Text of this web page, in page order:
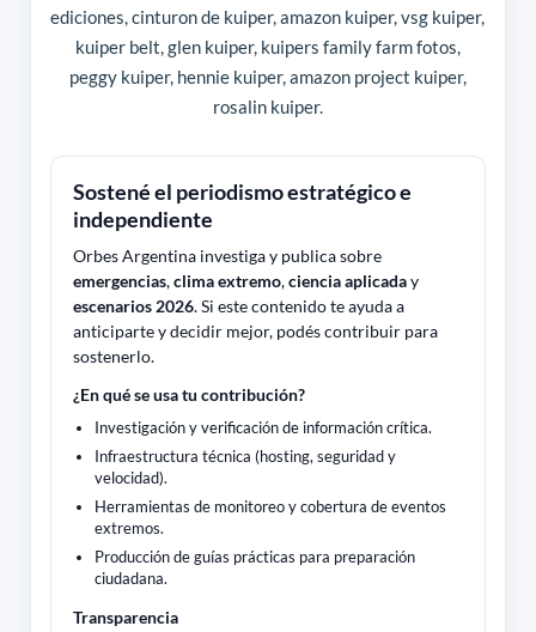
ediciones, cinturon de kuiper, amazon kuiper, vsg kuiper,
kuiper belt, glen kuiper, kuipers family farm fotos,
peggy kuiper, hennie kuiper, amazon project kuiper,
rosalin kuiper.
Sostené el periodismo estratégico e
independiente
Orbes Argentina investiga y publica sobre
emergencias,clima extremo,ciencia aplicaday
escenarios 2026. Si este contenido te ayuda a
anticiparte y decidir mejor, podés contribuir para
sostenerlo.
¿En qué se usa tu contribución?
Investigación y verificación de información crítica.
Infraestructura técnica (hosting, seguridad y
velocidad).
Herramientas de monitoreo y cobertura de eventos
extremos.
Producción de guías prácticas para preparación
ciudadana.
Transparencia